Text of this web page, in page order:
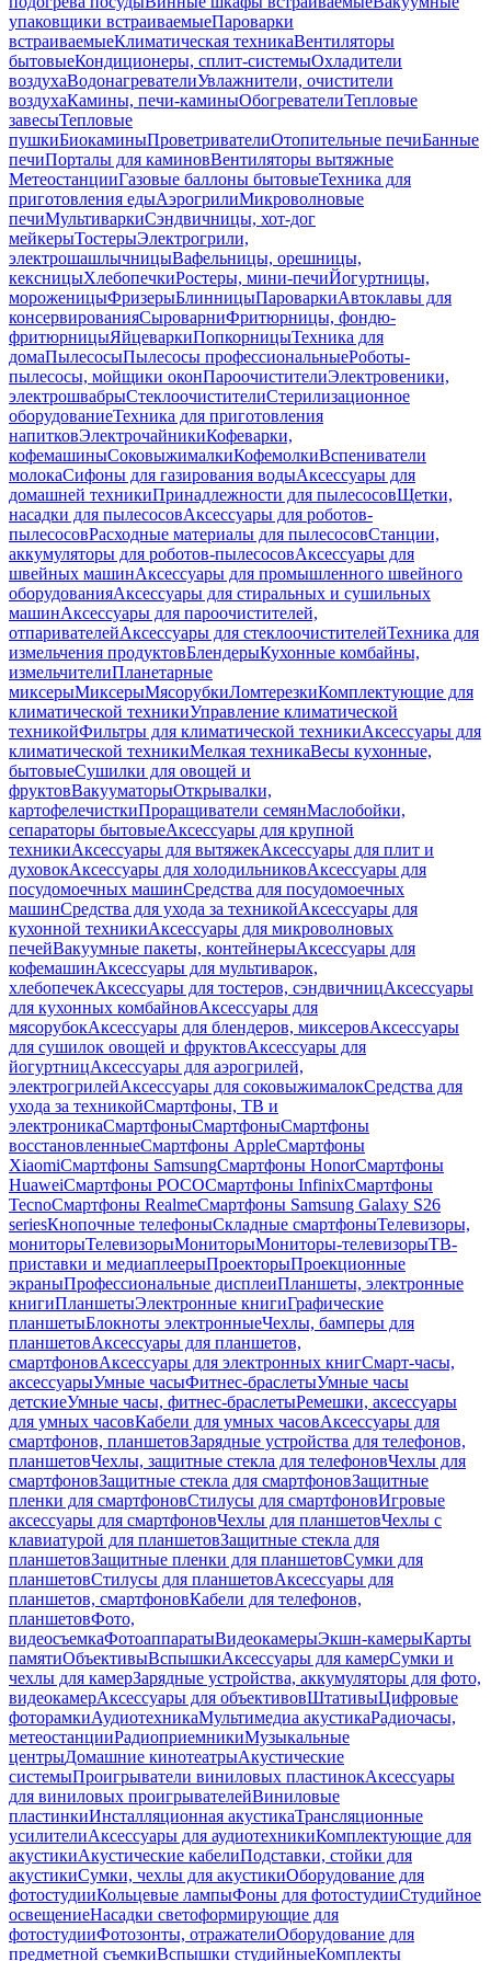
упаковщики встраиваемыеПароварки
встраиваемыеКлиматическая техникаВентиляторы
бытовыеКондиционеры, сплит-системыОхладители
воздухаВодонагревателиУвлажнители, очистители
воздухаКамины, печи-каминыОбогревателиТепловые
завесыТепловые
пушкиБиокаминыПроветривателиОтопительные печиБанные
печиПорталы для каминовВентиляторы вытяжные
МетеостанцииГазовые баллоны бытовыеТехника для
приготовления едыАэрогрилиМикроволновые
печиМультиваркиСэндвичницы, хот-дог
мейкерыТостерыЭлектрогрили,
электрошашлычницыВафельницы, орешницы,
кексницыХлебопечкиРостеры, мини-печиЙогуртницы,
мороженицыФризерыБлинницыПароваркиАвтоклавы для
консервированияСыроварниФритюрницы, фондю-
фритюрницыЯйцеваркиПопкорницыТехника для
домаПылесосыПылесосы профессиональныеРоботы-
пылесосы, мойщики оконПароочистителиЭлектровеники,
электрошвабрыСтеклоочистителиСтерилизационное
оборудованиеТехника для приготовления
напитковЭлектрочайникиКофеварки,
кофемашиныСоковыжималкиКофемолкиВспениватели
молокаСифоны для газирования водыАксессуары для
домашней техникиПринадлежности для пылесосовЩетки,
насадки для пылесосовАксессуары для роботов-
пылесосовРасходные материалы для пылесосовСтанции,
аккумуляторы для роботов-пылесосовАксессуары для
швейных машинАксессуары для промышленного швейного
оборудованияАксессуары для стиральных и сушильных
машинАксессуары для пароочистителей,
отпаривателейАксессуары для стеклоочистителейТехника для
измельчения продуктовБлендерыКухонные комбайны,
измельчителиПланетарные
миксерыМиксерыМясорубкиЛомтерезкиКомплектующие для
климатической техникиУправление климатической
техникойФильтры для климатической техникиАксессуары для
климатической техникиМелкая техникаВесы кухонные,
бытовыеСушилки для овощей и
фруктовВакууматорыОткрывалки,
картофелечисткиПроращиватели семянМаслобойки,
сепараторы бытовыеАксессуары для крупной
техникиАксессуары для вытяжекАксессуары для плит и
духовокАксессуары для холодильниковАксессуары для
посудомоечных машинСредства для посудомоечных
машинСредства для ухода за техникойАксессуары для
кухонной техникиАксессуары для микроволновых
печейВакуумные пакеты, контейнерыАксессуары для
кофемашинАксессуары для мультиварок,
хлебопечекАксессуары для тостеров, сэндвичницАксессуары
для кухонных комбайновАксессуары для
мясорубокАксессуары для блендеров, миксеровАксессуары
для сушилок овощей и фруктовАксессуары для
йогуртницАксессуары для аэрогрилей,
электрогрилейАксессуары для соковыжималокСредства для
ухода за техникойСмартфоны, ТВ и
электроникаСмартфоныСмартфоныСмартфоны
восстановленныеСмартфоны AppleСмартфоны
XiaomiСмартфоны SamsungСмартфоны HonorСмартфоны
HuaweiСмартфоны POCOСмартфоны InfinixСмартфоны
TecnoСмартфоны RealmeСмартфоны Samsung Galaxy S26
seriesКнопочные телефоныСкладные смартфоныТелевизоры,
мониторыТелевизорыМониторыМониторы-телевизорыТВ-
приставки и медиаплеерыПроекторыПроекционные
экраныПрофессиональные дисплеиПланшеты, электронные
книгиПланшетыЭлектронные книгиГрафические
планшетыБлокноты электронныеЧехлы, бамперы для
планшетовАксессуары для планшетов,
смартфоновАксессуары для электронных книгСмарт-часы,
аксессуарыУмные часыФитнес-браслетыУмные часы
детскиеУмные часы, фитнес-браслетыРемешки, аксессуары
для умных часовКабели для умных часовАксессуары для
смартфонов, планшетовЗарядные устройства для телефонов,
планшетовЧехлы, защитные стекла для телефоновЧехлы для
смартфоновЗащитные стекла для смартфоновЗащитные
пленки для смартфоновСтилусы для смартфоновИгровые
аксессуары для смартфоновЧехлы для планшетовЧехлы с
клавиатурой для планшетовЗащитные стекла для
планшетовЗащитные пленки для планшетовСумки для
планшетовСтилусы для планшетовАксессуары для
планшетов, смартфоновКабели для телефонов,
планшетовФото,
видеосъемкаФотоаппаратыВидеокамерыЭкшн-камерыКарты
памятиОбъективыВспышкиАксессуары для камерСумки и
чехлы для камерЗарядные устройства, аккумуляторы для фото,
видеокамерАксессуары для объективовШтативыЦифровые
фоторамкиАудиотехникаМультимедиа акустикаРадиочасы,
метеостанцииРадиоприемникиМузыкальные
центрыДомашние кинотеатрыАкустические
системыПроигрыватели виниловых пластинокАксессуары
для виниловых проигрывателейВиниловые
пластинкиИнсталляционная акустикаТрансляционные
усилителиАксессуары для аудиотехникиКомплектующие для
акустикиАкустические кабелиПодставки, стойки для
акустикиСумки, чехлы для акустикиОборудование для
фотостудииКольцевые лампыФоны для фотостудииСтудийное
освещениеНасадки светоформирующие для
фотостудииФотозонты, отражателиОборудование для
предметной съемкиВспышки студийныеКомплекты